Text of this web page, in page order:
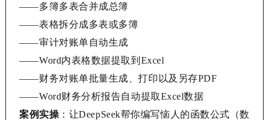
——多簿多表合并成总簿
——表格拆分成多表或多簿
——审计对账单自动生成
——Word内表格数据提取到Excel
——财务对账单批量生成、打印以及另存PDF
——Word财务分析报告自动提取Excel数据
案例实操 ：让DeepSeek帮你编写恼人的函数公式（数